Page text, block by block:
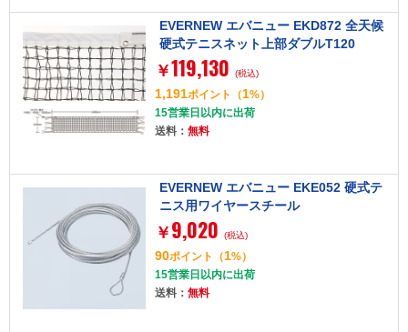
EVERNEW エバニュー EKD872 全天候
硬式テニスネット上部ダブルT120
￥119,130 (税込)
1,191ポイント （1%）
15営業日以内に出荷
送料： 無料
EVERNEW エバニュー EKE052 硬式テ
ニス用ワイヤースチール
￥ 9,020 (税込)
90ポイント （1%）
15営業日以内に出荷
送料： 無料